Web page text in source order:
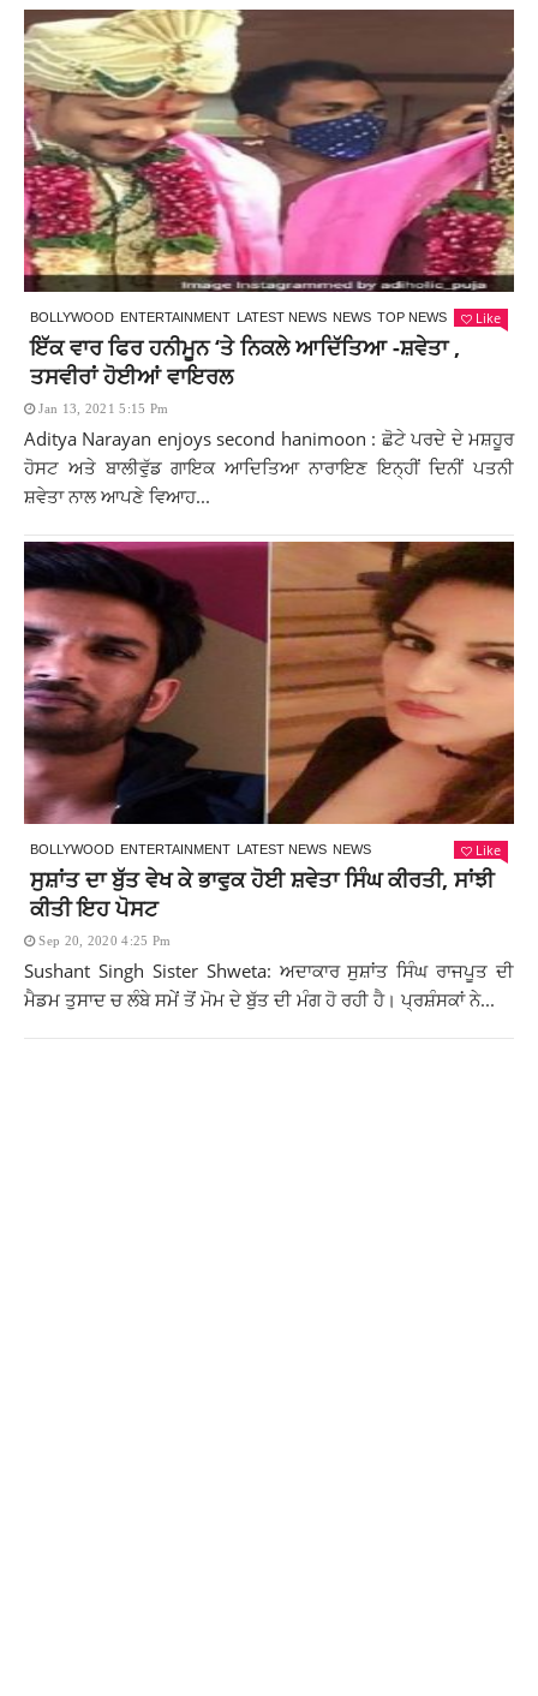
BOLLYWOOD ENTERTAINMENT LATEST NEWS NEWS TOP NEWS Like
ਇੱਕ ਵਾਰ ਫਿਰ ਹਨੀਮੂਨ ‘ਤੇ ਨਿਕਲੇ ਆਦਿੱਤਿਆ -ਸ਼ਵੇਤਾ ,
ਤਸਵੀਰਾਂ ਹੋਈਆਂ ਵਾਇਰਲ
Jan 13, 2021 5:15 Pm
Aditya Narayan enjoys second hanimoon : ਛੋਟੇ ਪਰਦੇ ਦੇ ਮਸ਼ਹੂਰ
ਹੋਸਟ ਅਤੇ ਬਾਲੀਵੁੱਡ ਗਾਇਕ ਆਦਿਤਿਆ ਨਾਰਾਇਣ ਇਨ੍ਹੀਂ ਦਿਨੀਂ ਪਤਨੀ
ਸ਼ਵੇਤਾ ਨਾਲ ਆਪਣੇ ਵਿਆਹ...
BOLLYWOOD ENTERTAINMENT LATEST NEWS NEWS Like
ਸੁਸ਼ਾਂਤ ਦਾ ਬੁੱਤ ਵੇਖ ਕੇ ਭਾਵੁਕ ਹੋਈ ਸ਼ਵੇਤਾ ਸਿੰਘ ਕੀਰਤੀ, ਸਾਂਝੀ
ਕੀਤੀ ਇਹ ਪੋਸਟ
Sep 20, 2020 4:25 Pm
Sushant Singh Sister Shweta: ਅਦਾਕਾਰ ਸੁਸ਼ਾਂਤ ਸਿੰਘ ਰਾਜਪੂਤ ਦੀ
ਮੈਡਮ ਤੁਸਾਦ ਚ ਲੰਬੇ ਸਮੇਂ ਤੋਂ ਮੋਮ ਦੇ ਬੁੱਤ ਦੀ ਮੰਗ ਹੋ ਰਹੀ ਹੈ। ਪ੍ਰਸ਼ੰਸਕਾਂ ਨੇ...